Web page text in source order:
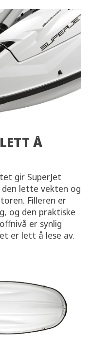
Å
gir SuperJet
lette vekten og
Filleren er
og den praktiske
er synlig
er lett å lese av.